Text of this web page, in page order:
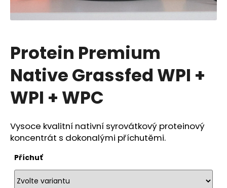
Protein Premium
Native Grassfed WPI +
WPI + WPC
Vysoce kvalitní nativní syrovátkový proteinový
koncentrát s dokonalými příchutěmi.
Příchuť
a
j
t
?
D
o